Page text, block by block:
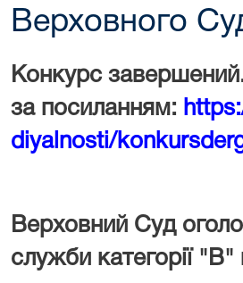
Верховного
Конкурс
за посиланням:
diyalnosti/
Верховний Суд
служби категорії